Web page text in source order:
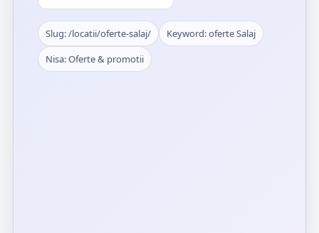
Slug: /locatii/oferte-salaj/
Keyword: oferte Salaj
Nisa: Oferte & promotii